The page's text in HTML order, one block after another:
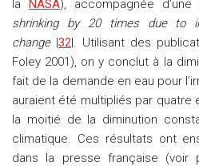
laNASA), accompagnée
shrinking by 20 times due to
change|32|. Utilisant des
Foley 2001), on y conclut à la
fait de la demande en eau pour
auraient été multipliés par quatre
la moitié de la diminution
climatique. Ces résultats ont
dans la presse française (voir